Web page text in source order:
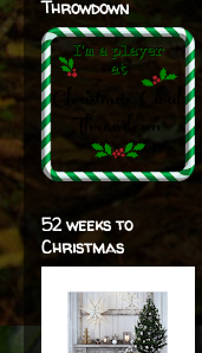
Throwdown
52 weeks to
Christmas